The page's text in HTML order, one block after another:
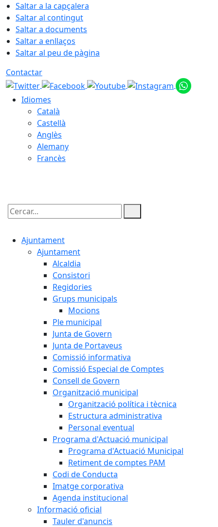
Saltar a la capçalera
Saltar al contingut
Saltar a documents
Saltar a enllaços
Saltar al peu de pàgina
Contactar
Idiomes
Català
Castellà
Anglès
Alemany
Francès
Cercar:
Ajuntament
Ajuntament
Alcaldia
Consistori
Regidories
Grups municipals
Mocions
Ple municipal
Junta de Govern
Junta de Portaveus
Comissió informativa
Comissió Especial de Comptes
Consell de Govern
Organització municipal
Organització política i tècnica
Estructura administrativa
Personal eventual
Programa d'Actuació municipal
Programa d'Actuació Municipal
Retiment de comptes PAM
Codi de Conducta
Imatge corporativa
Agenda institucional
Informació oficial
Tauler d'anuncis